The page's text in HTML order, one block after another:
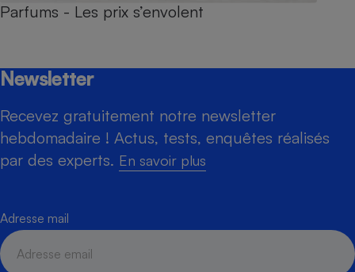
Parfums - Les prix s’envolent
Newsletter
Recevez gratuitement notre newsletter
hebdomadaire ! Actus, tests, enquêtes réalisés
par des experts. En savoir plus
Adresse mail